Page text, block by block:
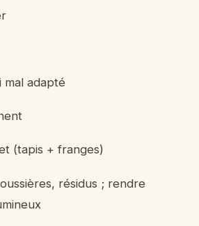
mal adapté
(tapis + franges)
résidus ; rendre